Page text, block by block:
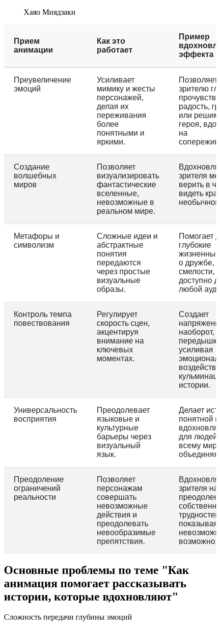
Хаяо Миядзаки
Прием
анимации
Как это
работает
Пример
эффекта
Преувеличение
эмоций
Усиливает
мимику и жесты
персонажей,
делая их
переживания
более
понятными и
яркими.
Позволяет
зрителю
радость,
или
героя,
на
Создание
волшебных
миров
Позволяет
визуализировать
фантастические
вселенные,
невозможные в
реальном мире.
зрителя
верить в
видеть
Метафоры и
символизм
Сложные идеи и
абстрактные
понятия
передаются
через простые
визуальные
образы.
Помогает
глубокие
о дружбе,
смелости,
доступно
любой
Контроль темпа
повествования
Регулирует
скорость сцен,
акцентируя
внимание на
ключевых
моментах.
Создает
наоборот,
усиливая
истории.
Универсальность
восприятия
Преодолевает
языковые и
культурные
барьеры через
визуальный
язык.
Делает
понятной и
для людей
всему
объединяя
Преодоление
ограничений
реальности
Позволяет
персонажам
совершать
невозможные
действия и
преодолевать
невообразимые
препятствия.
зрителя на
возможно.
Основные проблемы по теме "Как
анимация помогает рассказывать
истории, которые вдохновляют"
Сложность передачи глубины эмоций